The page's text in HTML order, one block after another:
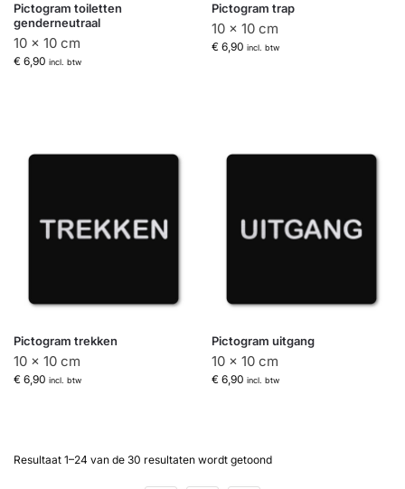
Pictogram toiletten
genderneutraal
10 x 10 cm
€ 6,90 incl. btw
Pictogram trap
10 x 10 cm
€ 6,90 incl. btw
Pictogram trekken
10 x 10 cm
€ 6,90 incl. btw
Pictogram uitgang
10 x 10 cm
€ 6,90 incl. btw
Resultaat 1–24 van de 30 resultaten wordt getoond